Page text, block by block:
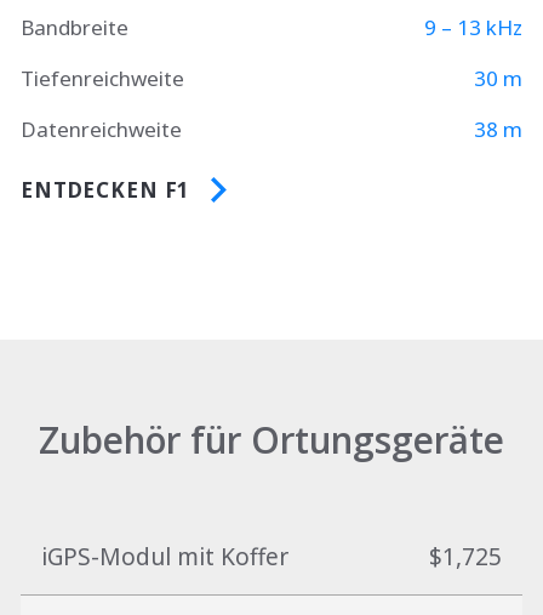
Bandbreite
9 – 13 kHz
Tiefenreichweite
30 m
Datenreichweite
38 m
ENTDECKEN F1
Zubehör für Ortungsgeräte
iGPS-Modul mit Koffer $1,725